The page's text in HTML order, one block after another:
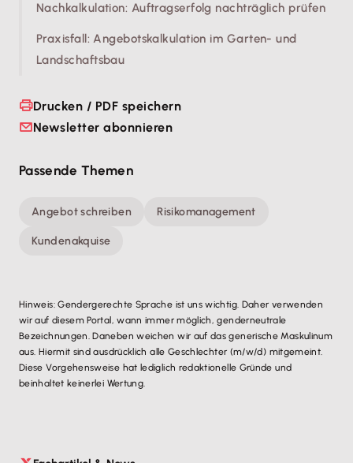
Nachkalkulation: Auftragserfolg nachträglich prüfen
Praxisfall: Angebotskalkulation im Garten- und
Landschaftsbau
Drucken / PDF speichern
Newsletter abonnieren
Passende Themen
Angebot schreiben Risikomanagement
Kundenakquise
Hinweis: Gendergerechte Sprache ist uns wichtig. Daher verwenden
wir auf diesem Portal, wann immer möglich, genderneutrale
Bezeichnungen. Daneben weichen wir auf das generische Maskulinum
aus. Hiermit sind ausdrücklich alle Geschlechter (m/w/d) mitgemeint.
Diese Vorgehensweise hat lediglich redaktionelle Gründe und
beinhaltet keinerlei Wertung.